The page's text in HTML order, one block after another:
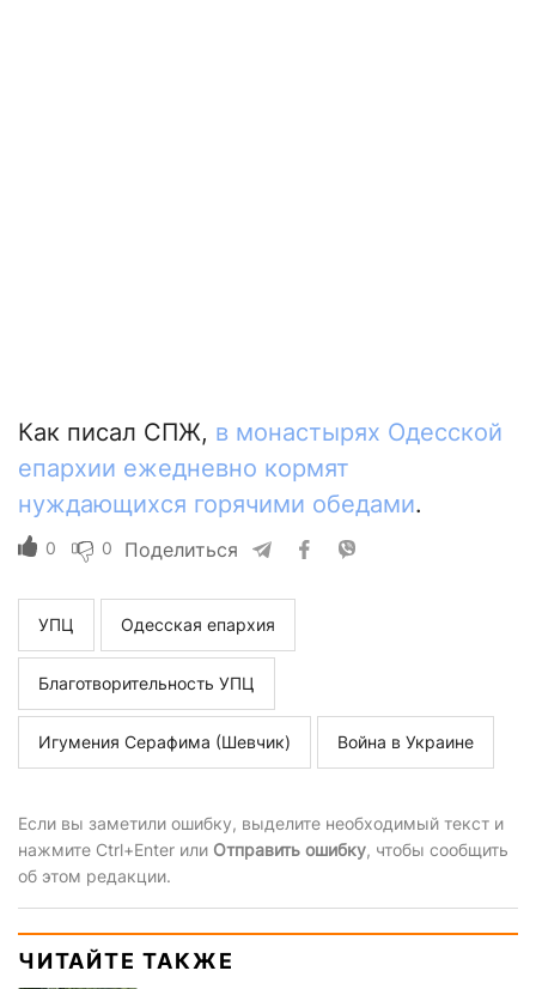
Как писал СПЖ, в монастырях Одесской
епархии ежедневно кормят
нуждающихся горячими обедами.
0 0 Поделиться
УПЦ Одесская епархия
Благотворительность УПЦ
Игумения Серафима (Шевчик) Война в Украине
Если вы заметили ошибку, выделите необходимый текст и
нажмите Ctrl+Enter или Отправить ошибку, чтобы сообщить
об этом редакции.
ЧИТАЙТЕ ТАКЖЕ